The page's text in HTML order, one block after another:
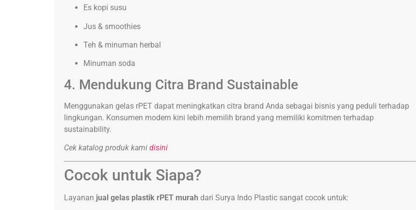
Es kopi susu
Jus & smoothies
Teh & minuman herbal
Minuman soda
4. Mendukung Citra Brand Sustainable
Menggunakan gelas rPET dapat meningkatkan citra brand Anda sebagai bisnis yang peduli terhadap
lingkungan. Konsumen modern kini lebih memilih brand yang memiliki komitmen terhadap
sustainability.
Cek katalog produk kami disini
Cocok untuk Siapa?
Layanan jual gelas plastik rPET murah dari Surya Indo Plastic sangat cocok untuk: